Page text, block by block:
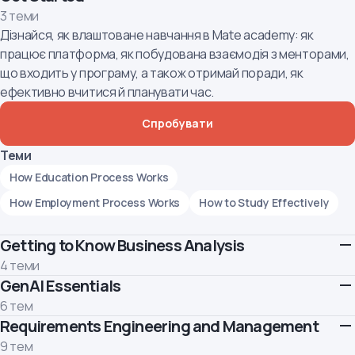
3 теми
Дізнайся, як влаштоване навчання в Mate academy: як
працює платформа, як побудована взаємодія з менторами,
що входить у програму, а також отримай поради, як
ефективно вчитися й планувати час.
Спробувати
Теми
How Education Process Works
How Employment Process Works
How to Study Effectively
Getting to Know Business Analysis
4 теми
Зрозумієш, хто такий бізнес-аналітик і яку цінність він
створює. Дізнаєшся, як влаштована IT-індустрія та команди,
та які навички потрібні, щоб впевнено стартувати в
професії.
GenAI Essentials
6 тем
Навчися використовувати GenAI ефективно та
відповідально.
Requirements Engineering and Management
9 тем